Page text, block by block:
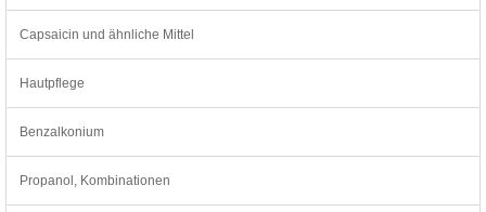
Capsaicin und ähnliche Mittel
Hautpflege
Benzalkonium
Propanol, Kombinationen